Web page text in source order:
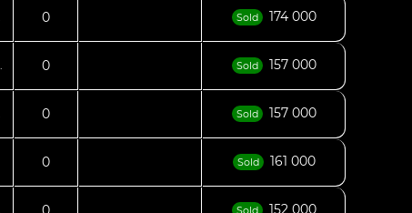
0 Sold 174 000
0 Sold 157 000
0 Sold 157 000
0 Sold 161 000
Sold 152 000